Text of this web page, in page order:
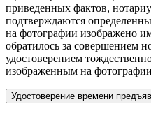
приведенных фактов,
подтверждаются
на фотографии изображено
обратилось за совершением
удостоверением
изображенным на
Удостоверение времени